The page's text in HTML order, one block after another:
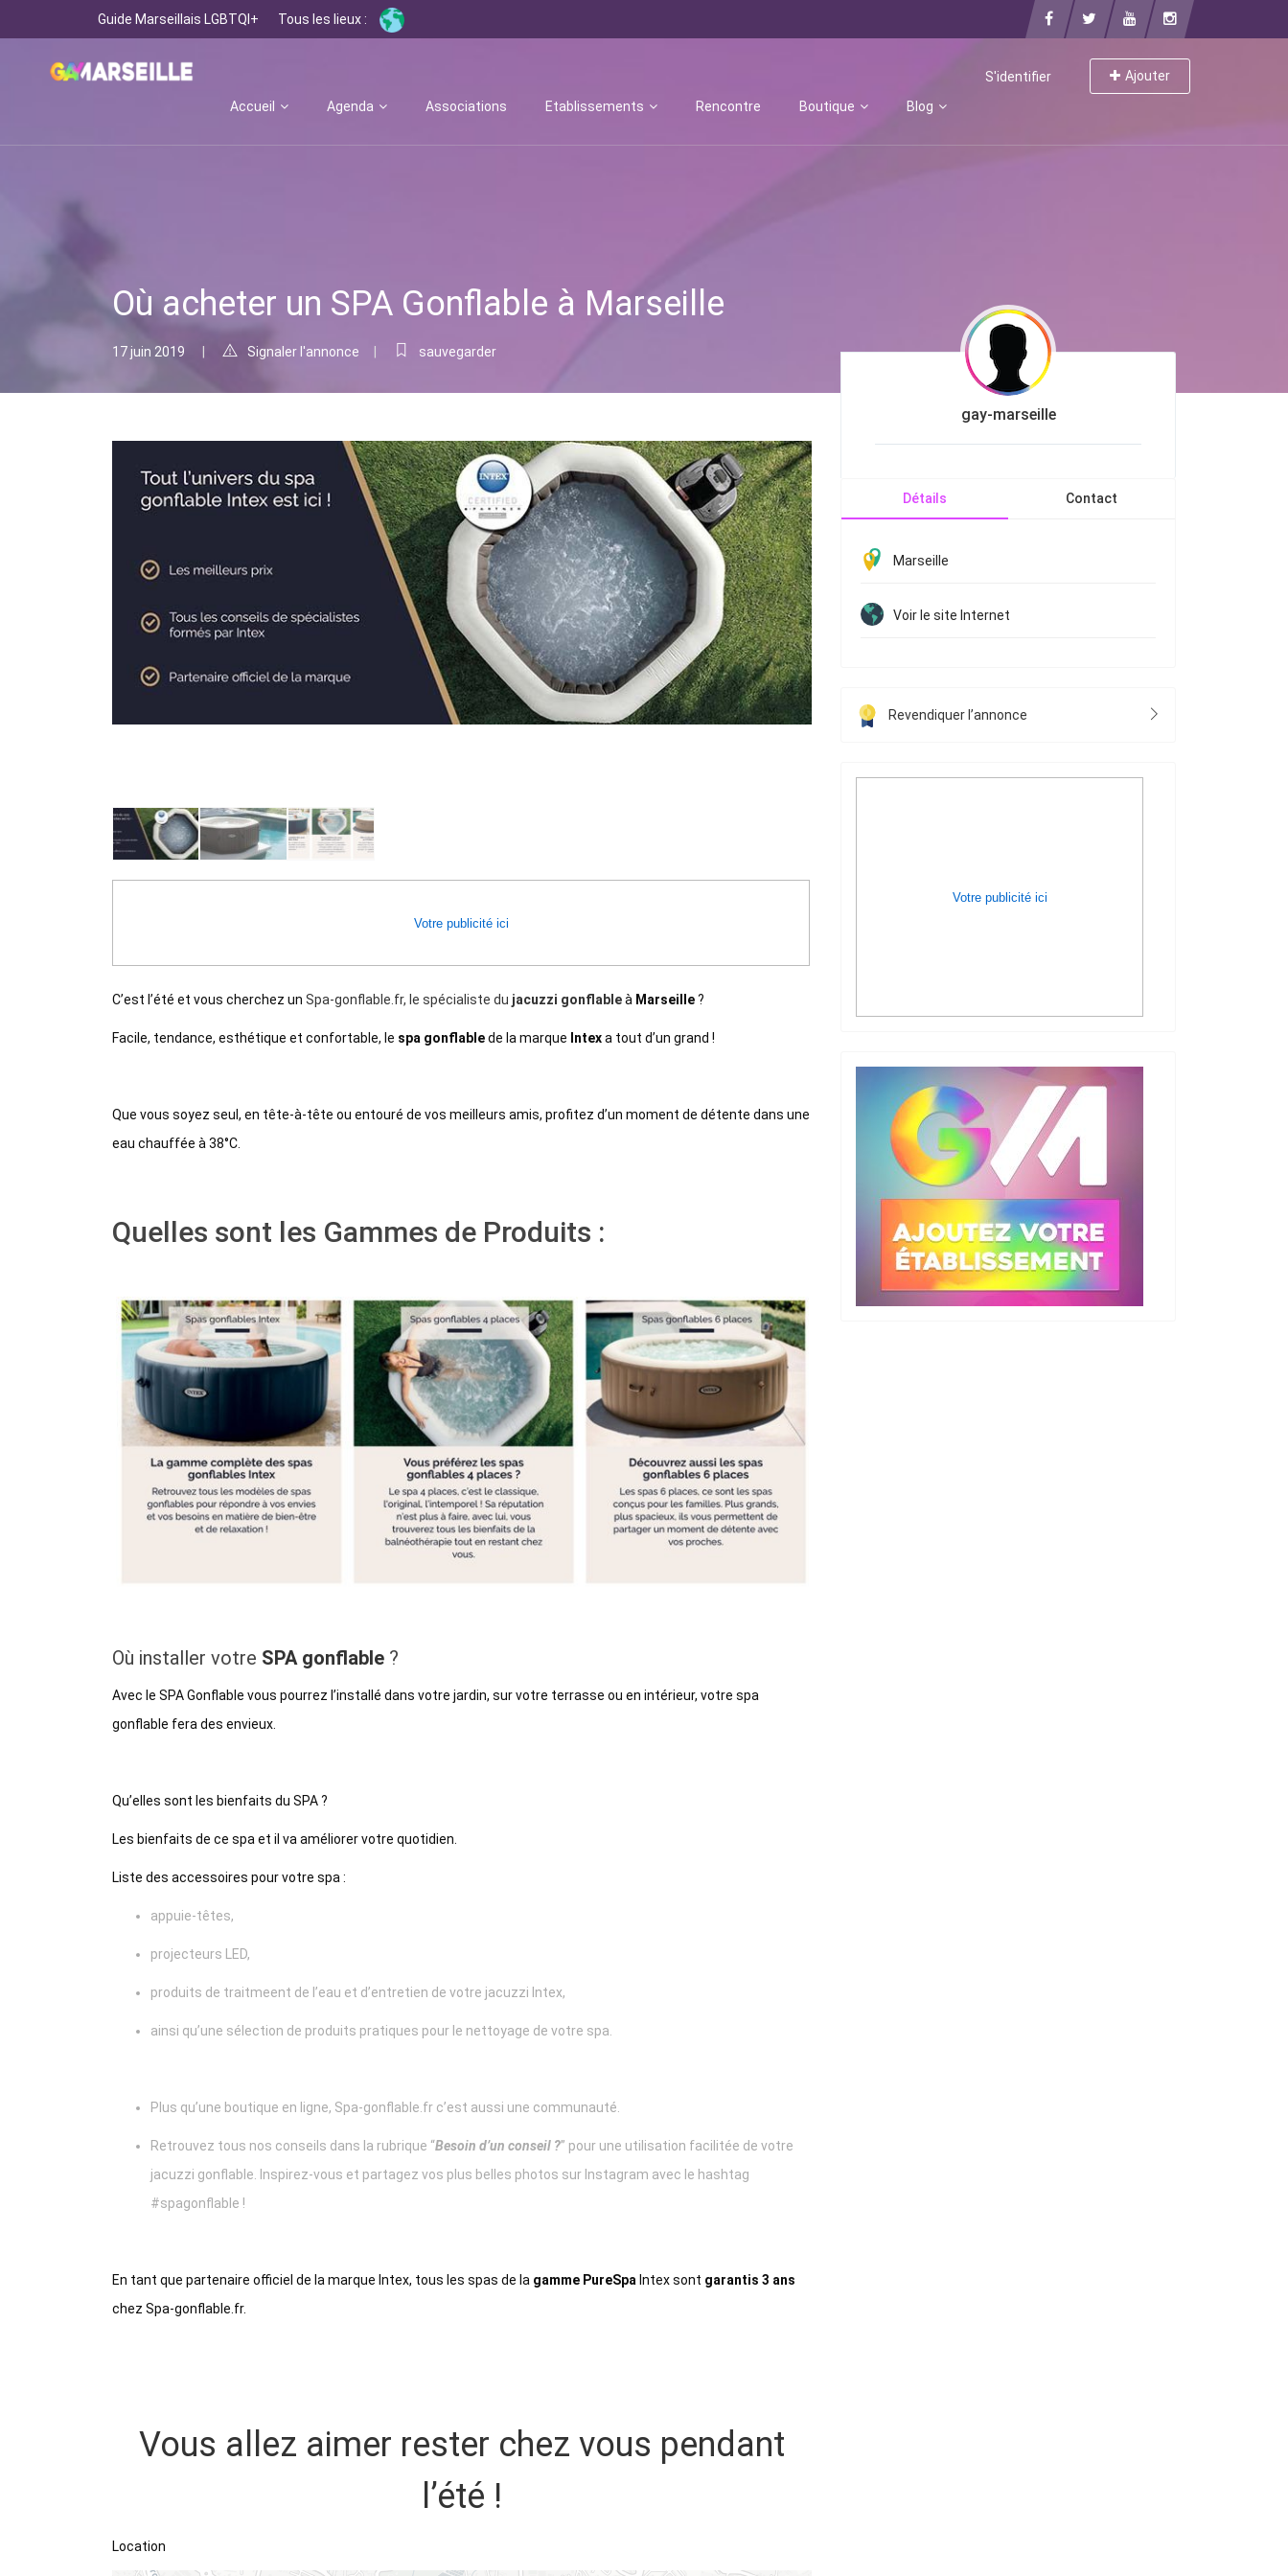
Guide Marseillais LGBTQI+ Tous les lieux :
S'identifier
Ajouter
Accueil
Agenda Associations Etablissements Rencontre Boutique Blog
Où acheter un SPA Gonflable à Marseille
17 juin 2019 Signaler l'annonce sauvegarder
Votre publicité ici
C’est l’été et vous cherchez un Spa-gonflable.fr, le spécialiste du jacuzzi gonflableà Marseille?
Facile, tendance, esthétique et confortable, le spa gonflablede la marque Intexa tout d’un grand !
Que vous soyez seul, en tête-à-tête ou entouré de vos meilleurs amis, profitez d’un moment de détente dans une
eau chauffée à 38°C.
Quelles sont les Gammes de Produits :
Où installer votre SPA gonflable ?
Avec le SPA Gonflable vous pourrez l’installé dans votre jardin, sur votre terrasse ou en intérieur, votre spa
gonflable fera des envieux.
Qu’elles sont les bienfaits du SPA ?
Les bienfaits de ce spa et il va améliorer votre quotidien.
Liste des accessoires pour votre spa :
appuie-têtes,
projecteurs LED,
produits de traitmeent de l’eau et d’entretien de votre jacuzzi Intex,
ainsi qu’une sélection de produits pratiques pour le nettoyage de votre spa.
Plus qu’une boutique en ligne, Spa-gonflable.fr c’est aussi une communauté.
Retrouvez tous nos conseils dans la rubrique “Besoin d’un conseil ?” pour une utilisation facilitée de votre
jacuzzi gonflable. Inspirez-vous et partagez vos plus belles photos sur Instagram avec le hashtag
#spagonflable !
En tant que partenaire officiel de la marque Intex, tous les spas de la gamme PureSpa Intex sont garantis 3 ans
chez Spa-gonflable.fr.
Vous allez aimer rester chez vous pendant
l’été !
Location
gay-marseille
Détails Contact
Marseille
Voir le site Internet
Revendiquer l’annonce
Votre publicité ici